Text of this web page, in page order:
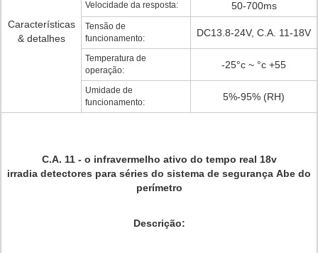
Características
& detalhes
Velocidade da resposta: 50-700ms
Tensão de
funcionamento:
DC13.8-24V, C.A. 11-18V
Temperatura de
operação:
-25°c ~ °c +55
Umidade de
funcionamento:
5%-95% (RH)
C.A. 11 - o infravermelho ativo do tempo real 18v
irradia detectores para séries do sistema de segurança Abe do
perímetro
Descrição: